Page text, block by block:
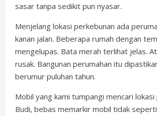
sasar tanpa sedikit pun nyasar.
Menjelang lokasi perkebunan ada
kanan jalan. Beberapa rumah dengan
mengelupas. Bata merah terlihat jelas.
rusak. Bangunan perumahan itu
berumur puluhan tahun.
Mobil yang kami tumpangi mencari lokasi
Budi, bebas memarkir mobil tidak seperti